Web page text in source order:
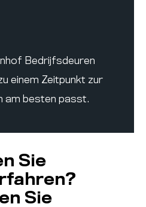
Bedrijfsdeuren
einem Zeitpunkt zur
am besten passt.
Sie
Sie